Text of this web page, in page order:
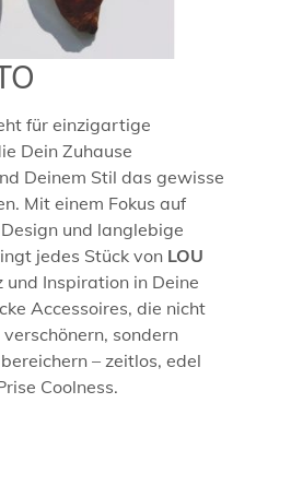
für einzigartige
Dein Zuhause
Deinem Stil das gewisse
Mit einem Fokus auf
und langlebige
jedes Stück von LOU
und Inspiration in Deine
Accessoires, die nicht
sondern
– zeitlos, edel
Coolness.